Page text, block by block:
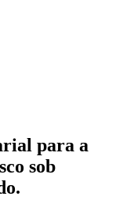
para a
sob